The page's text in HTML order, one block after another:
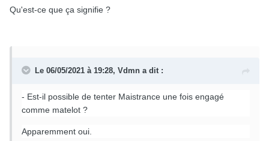
Qu'est-ce que ça signifie ?
Le 06/05/2021 à 19:28, Vdmn a dit :
- Est-il possible de tenter Maistrance une fois engagé
comme matelot ?
Apparemment oui.